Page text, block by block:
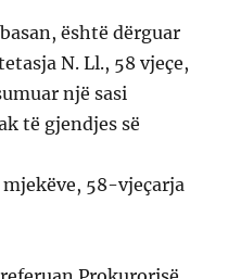
është dërguar
N. Ll., 58 vjeçe,
një sasi
të gjendjes së
58-vjeçarja